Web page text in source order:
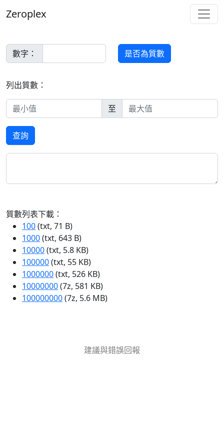
Zeroplex
數字： 是否為質數
列出質數：
至
查詢
質數列表下載：
100(txt, 71 B)
1000(txt, 643 B)
10000(txt, 5.8 KB)
100000(txt, 55 KB)
1000000(txt, 526 KB)
10000000(7z, 581 KB)
100000000(7z, 5.6 MB)
建議與錯誤回報